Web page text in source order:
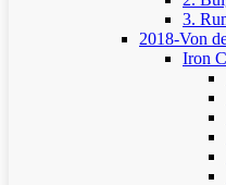
3.
2018-Von
Iron